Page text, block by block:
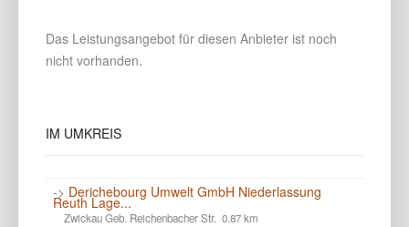
Das Leistungsangebot für diesen Anbieter ist noch
nicht vorhanden.
IM UMKREIS
-> Derichebourg Umwelt GmbH Niederlassung
Reuth Lage...
Zwickau Geb. Reichenbacher Str. 0.87 km